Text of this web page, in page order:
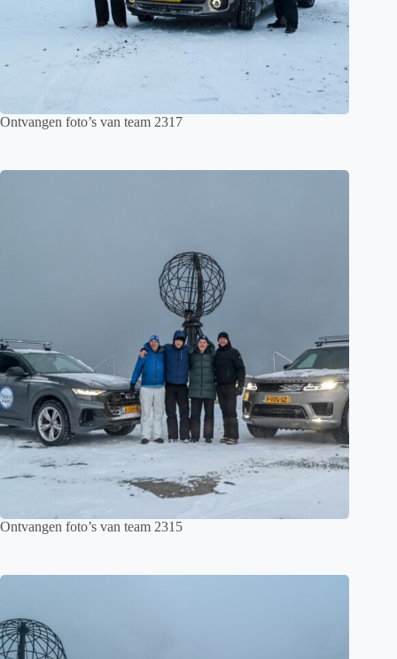
Ontvangen foto’s van team 2317
Ontvangen foto’s van team 2315